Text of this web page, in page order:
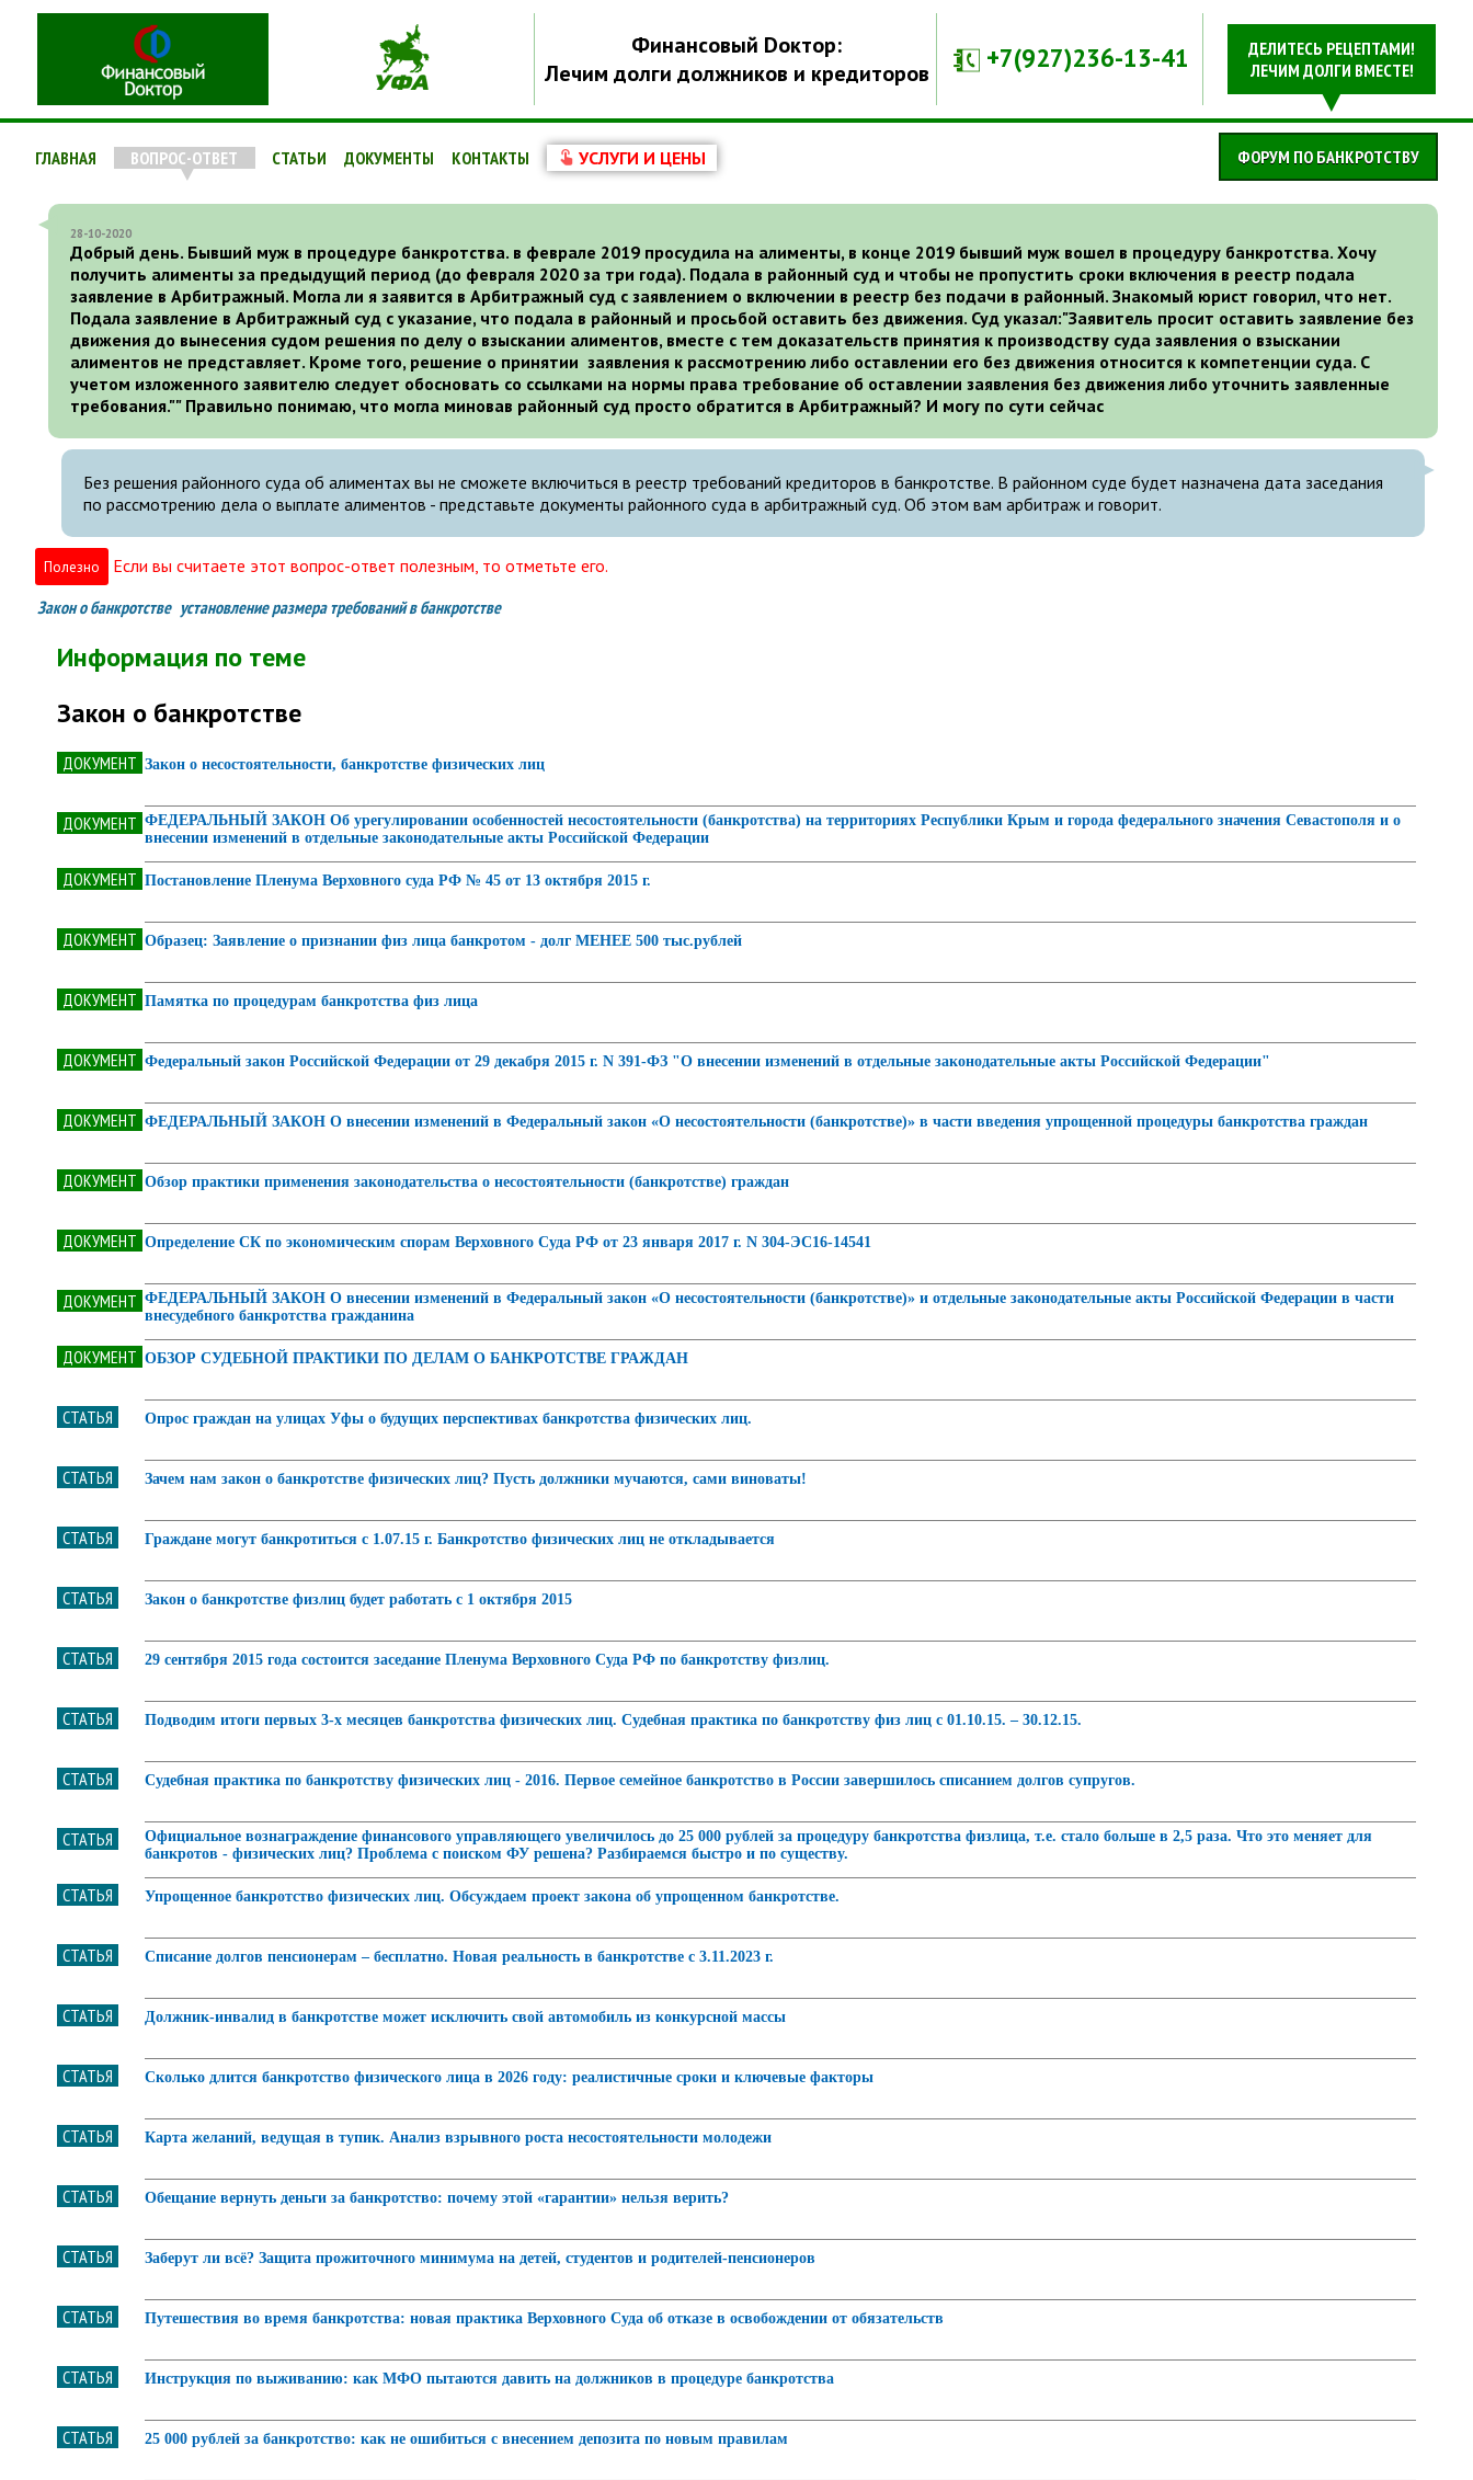
Финансовый Dоктор:
Лечим долги должников и кредиторов
+7(927)236-13-41
ДЕЛИТЕСЬ РЕЦЕПТАМИ!
ЛЕЧИМ ДОЛГИ ВМЕСТЕ!
ФОРУМ ПО БАНКРОТСТВУ
ГЛАВНАЯ ВОПРОС-ОТВЕТ СТАТЬИ ДОКУМЕНТЫ КОНТАКТЫ УСЛУГИ И ЦЕНЫ
28-10-2020
Добрый день. Бывший муж в процедуре банкротства. в феврале 2019 просудила на алименты, в конце 2019 бывший муж вошел в процедуру банкротства. Хочу
получить алименты за предыдущий период (до февраля 2020 за три года). Подала в районный суд и чтобы не пропустить сроки включения в реестр подала
заявление в Арбитражный. Могла ли я заявится в Арбитражный суд с заявлением о включении в реестр без подачи в районный. Знакомый юрист говорил, что нет.
Подала заявление в Арбитражный суд с указание, что подала в районный и просьбой оставить без движения. Суд указал:"Заявитель просит оставить заявление без
движения до вынесения судом решения по делу о взыскании алиментов, вместе с тем доказательств принятия к производству суда заявления о взыскании
алиментов не представляет. Кроме того, решение о принятии заявления к рассмотрению либо оставлении его без движения относится к компетенции суда. С
учетом изложенного заявителю следует обосновать со ссылками на нормы права требование об оставлении заявления без движения либо уточнить заявленные
требования."" Правильно понимаю, что могла миновав районный суд просто обратится в Арбитражный? И могу по сути сейчас
Без решения районного суда об алиментах вы не сможете включиться в реестр требований кредиторов в банкротстве. В районном суде будет назначена дата заседания
по рассмотрению дела о выплате алиментов - представьте документы районного суда в арбитражный суд. Об этом вам арбитраж и говорит.
Полезно
Если вы считаете этот вопрос-ответ полезным, то отметьте его.
Закон о банкротстве установление размера требований в банкротстве
Информация по теме
Закон о банкротстве
ДОКУМЕНТ Закон о несостоятельности, банкротстве физических лиц
ДОКУМЕНТ ФЕДЕРАЛЬНЫЙ ЗАКОН Об урегулировании особенностей несостоятельности (банкротства) на территориях Республики Крым и города федерального значения Севастополя и о
внесении изменений в отдельные законодательные акты Российской Федерации
ДОКУМЕНТ Постановление Пленума Верховного суда РФ № 45 от 13 октября 2015 г.
ДОКУМЕНТ Образец: Заявление о признании физ лица банкротом - долг МЕНЕЕ 500 тыс.рублей
ДОКУМЕНТ Памятка по процедурам банкротства физ лица
ДОКУМЕНТ Федеральный закон Российской Федерации от 29 декабря 2015 г. N 391-ФЗ "О внесении изменений в отдельные законодательные акты Российской Федерации"
ДОКУМЕНТ ФЕДЕРАЛЬНЫЙ ЗАКОН О внесении изменений в Федеральный закон «О несостоятельности (банкротстве)» в части введения упрощенной процедуры банкротства граждан
ДОКУМЕНТ Обзор практики применения законодательства о несостоятельности (банкротстве) граждан
ДОКУМЕНТ Определение СК по экономическим спорам Верховного Суда РФ от 23 января 2017 г. N 304-ЭС16-14541
ДОКУМЕНТ ФЕДЕРАЛЬНЫЙ ЗАКОН О внесении изменений в Федеральный закон «О несостоятельности (банкротстве)» и отдельные законодательные акты Российской Федерации в части
внесудебного банкротства гражданина
ДОКУМЕНТ ОБЗОР СУДЕБНОЙ ПРАКТИКИ ПО ДЕЛАМ О БАНКРОТСТВЕ ГРАЖДАН
СТАТЬЯ Опрос граждан на улицах Уфы о будущих перспективах банкротства физических лиц.
СТАТЬЯ Зачем нам закон о банкротстве физических лиц? Пусть должники мучаются, сами виноваты!
СТАТЬЯ Граждане могут банкротиться с 1.07.15 г. Банкротство физических лиц не откладывается
СТАТЬЯ Закон о банкротстве физлиц будет работать с 1 октября 2015
СТАТЬЯ 29 сентября 2015 года состоится заседание Пленума Верховного Суда РФ по банкротству физлиц.
СТАТЬЯ Подводим итоги первых 3-х месяцев банкротства физических лиц. Судебная практика по банкротству физ лиц с 01.10.15. – 30.12.15.
СТАТЬЯ Судебная практика по банкротству физических лиц - 2016. Первое семейное банкротство в России завершилось списанием долгов супругов.
СТАТЬЯ
Официальное вознаграждение финансового управляющего увеличилось до 25 000 рублей за процедуру банкротства физлица, т.е. стало больше в 2,5 раза. Что это меняет для
банкротов - физических лиц? Проблема с поиском ФУ решена? Разбираемся быстро и по существу.
СТАТЬЯ Упрощенное банкротство физических лиц. Обсуждаем проект закона об упрощенном банкротстве.
СТАТЬЯ ​Списание долгов пенсионерам – бесплатно. Новая реальность в банкротстве с 3.11.2023 г.
СТАТЬЯ Должник-инвалид в банкротстве может исключить свой автомобиль из конкурсной массы
СТАТЬЯ Сколько длится банкротство физического лица в 2026 году: реалистичные сроки и ключевые факторы
СТАТЬЯ Карта желаний, ведущая в тупик. Анализ взрывного роста несостоятельности молодежи
СТАТЬЯ Обещание вернуть деньги за банкротство: почему этой «гарантии» нельзя верить?
СТАТЬЯ Заберут ли всё? Защита прожиточного минимума на детей, студентов и родителей-пенсионеров
СТАТЬЯ Путешествия во время банкротства: новая практика Верховного Суда об отказе в освобождении от обязательств
СТАТЬЯ Инструкция по выживанию: как МФО пытаются давить на должников в процедуре банкротства
СТАТЬЯ 25 000 рублей за банкротство: как не ошибиться с внесением депозита по новым правилам